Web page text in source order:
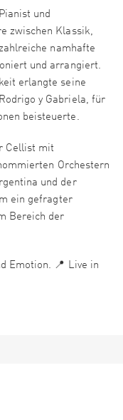
und
zwischen Klassik,
namhafte
und arrangiert.
erlangte seine
y Gabriela, für
beisteuerte.
Cellist mit
Orchestern
und der
ein gefragter
Bereich der
Emotion. 📍 Live in